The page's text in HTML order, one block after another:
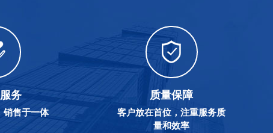
务
销售于一体
质量保障
客户放在首位，注重服务质
量和效率